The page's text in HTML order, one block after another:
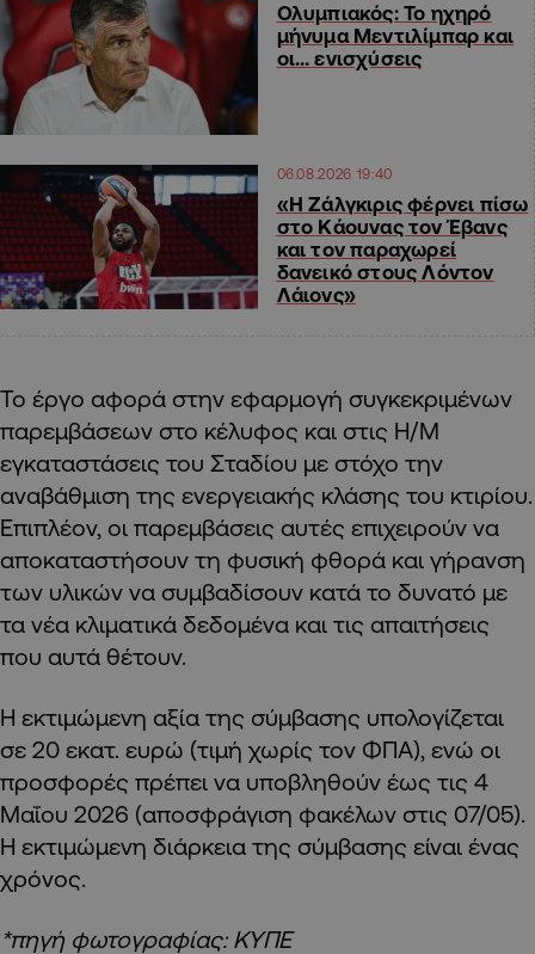
Ολυμπιακός: Το ηχηρό
μήνυμα Μεντιλίμπαρ και
οι… ενισχύσεις
06.08.2026 19:40
«Η Ζάλγκιρις φέρνει πίσω
στο Κάουνας τον Έβανς
και τον παραχωρεί
δανεικό στους Λόντον
Λάιονς»
Το έργο αφορά στην εφαρμογή συγκεκριμένων
παρεμβάσεων στο κέλυφος και στις Η/Μ
εγκαταστάσεις του Σταδίου με στόχο την
αναβάθμιση της ενεργειακής κλάσης του κτιρίου.
Επιπλέον, οι παρεμβάσεις αυτές επιχειρούν να
αποκαταστήσουν τη φυσική φθορά και γήρανση
των υλικών να συμβαδίσουν κατά το δυνατό με
τα νέα κλιματικά δεδομένα και τις απαιτήσεις
που αυτά θέτουν.
Η εκτιμώμενη αξία της σύμβασης υπολογίζεται
σε 20 εκατ. ευρώ (τιμή χωρίς τον ΦΠΑ), ενώ οι
προσφορές πρέπει να υποβληθούν έως τις 4
Μαΐου 2026 (αποσφράγιση φακέλων στις 07/05).
Η εκτιμώμενη διάρκεια της σύμβασης είναι ένας
χρόνος.
*πηγή φωτογραφίας: ΚΥΠΕ